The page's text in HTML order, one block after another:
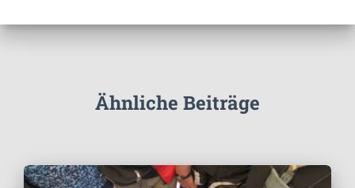
Ähnliche Beiträge